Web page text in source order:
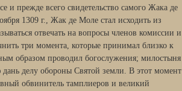
и прежде всего свидетельство самого Жака де
1309 г., Жак де Моле стал исходить из
отвечать на вопросы членов комиссии и
три момента, которые принимал близко к
образом проводил богослужения; милостыня
дань делу обороны Святой земли. В этот момент
обвинитель тампли­еров и великий